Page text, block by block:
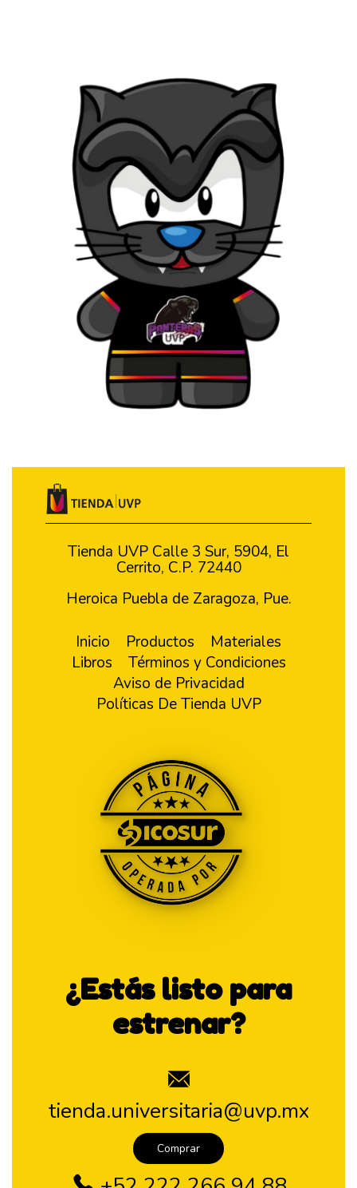
Tienda UVP Calle 3 Sur, 5904, El
Cerrito, C.P. 72440
Heroica Puebla de Zaragoza, Pue.
Inicio Productos
Materiales
Libros
Términos y Condiciones
Aviso de Privacidad
Políticas De Tienda UVP
¿Estás listo para
estrenar?
tienda.universitaria@uvp.mx
Comprar